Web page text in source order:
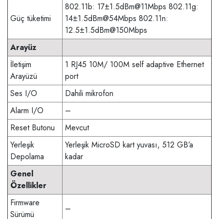
Güç tüketimi
802.11b: 17±1.5dBm@11Mbps 802.11g:
14±1.5dBm@54Mbps 802.11n:
12.5±1.5dBm@150Mbps
Arayüz
İletişim
Arayüzü
1 RJ45 10M/ 100M self adaptive Ethernet
port
Ses I/O
Dahili mikrofon
Alarm I/O
–
Reset Butonu
Mevcut
Yerleşik
Depolama
Yerleşik MicroSD kart yuvası, 512 GB’a
kadar
Genel
Özellikler
Firmware
Sürümü
–